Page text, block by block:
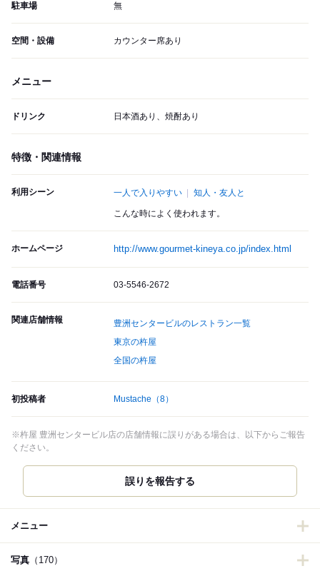
駐車場 無
空間・設備 カウンター席あり
メニュー
ドリンク 日本酒あり、焼酎あり
特徴・関連情報
利用シーン 一人で入りやすい 知人・友人と
こんな時によく使われます。
ホームページ http://www.gourmet-kineya.co.jp/index.html
電話番号 03-5546-2672
関連店舗情報
豊洲センタービルのレストラン一覧
東京の杵屋
全国の杵屋
初投稿者 Mustache （8）
※杵屋 豊洲センタービル店の店舗情報に誤りがある場合は、以下からご報告
ください。
誤りを報告する
メニュー
写真 （170）